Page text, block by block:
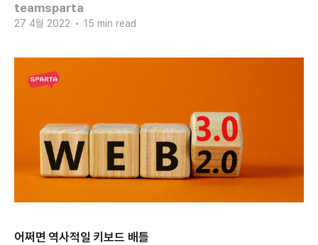
teamsparta
27 4월 2022 • 15 min read
어쩌면 역사적일 키보드 배틀